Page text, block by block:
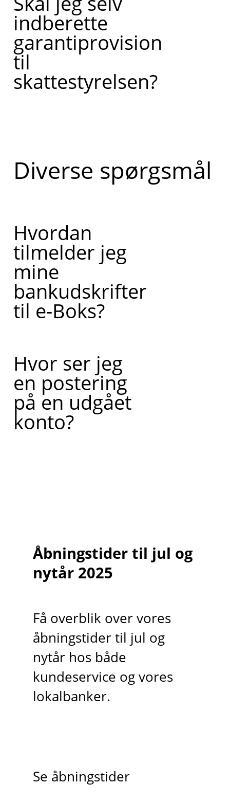
indberette
garantiprovision
til
skattestyrelsen?
Diverse spørgsmål
Hvordan
tilmelder jeg
mine
bankudskrifter
til e-Boks?
Hvor ser jeg
en postering
på en udgået
konto?
Åbningstider til jul og
nytår 2025
Få overblik over vores
åbningstider til jul og
nytår hos både
kundeservice og vores
lokalbanker.
Se åbningstider